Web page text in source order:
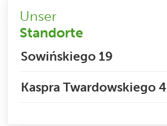
Unser
Standorte
Sowińskiego 19
Kaspra Twardowskiego 4